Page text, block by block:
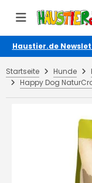
Haustier.de
Startseite Hunde